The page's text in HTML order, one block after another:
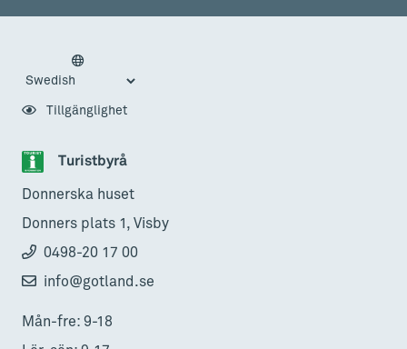
Turistbyrå
Donnerska huset
Donners plats 1, Visby
0498-20 17 00
info@gotland.se
Mån-fre: 9-18
Tillgänglighet